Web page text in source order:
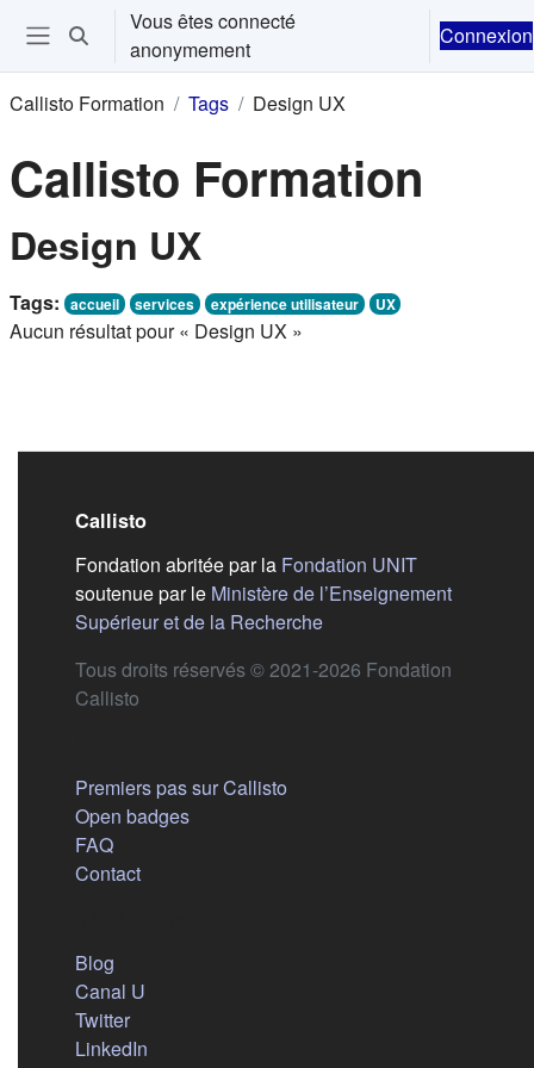
Passer au contenu principal
Ouvrir le menu de navigation
Activer/désactiver la saisie de recherche
Vous êtes connecté
anonymement
Connexion
Callisto Formation Tags Design UX
Callisto Formation
Design UX
Tags: accueil services expérience utilisateur UX
Aucun résultat pour « Design UX »
Callisto
Fondation abritée par la Fondation UNIT(s'ouvre
soutenue par le Ministère de l’Enseignement
Supérieur et de la Recherche(s'ouvre dans un nouvel
Tous droits réservés © 2021-2026 Fondation
Callisto
Premiers pas sur Callisto
Open badges
FAQ
Contact
Blog
Canal U
Twitter(s'ouvre dans un nouvel onglet)
LinkedIn